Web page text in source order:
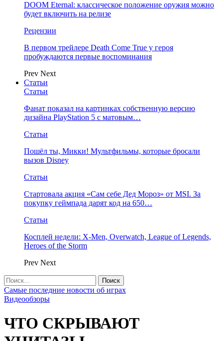
DOOM Eternal: классическое положение оружия можно
будет включить на релизе
Рецензии
В первом трейлере Death Come True у героя
пробуждаются первые воспоминания
Prev Next
Статьи
Статьи
Фанат показал на картинках собственную версию
дизайна PlayStation 5 с матовым…
Статьи
Пошёл ты, Микки! Мультфильмы, которые бросали
вызов Disney
Статьи
Стартовала акция «Сам себе Дед Мороз» от MSI. За
покупку геймпада дарят код на 650…
Статьи
Косплей недели: X-Men, Overwatch, League of Legends,
Heroes of the Storm
Prev Next
Самые последние новости об играх
Видеообзоры
ЧТО СКРЫВАЮТ